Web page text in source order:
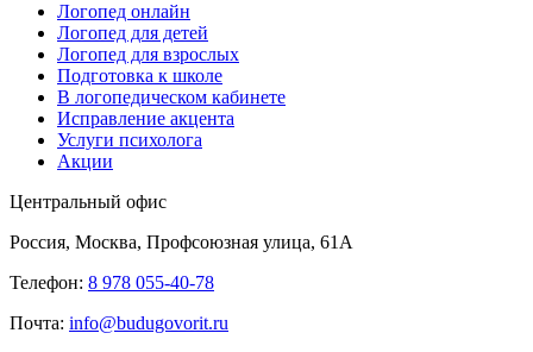
Логопед онлайн
Логопед для детей
Логопед для взрослых
Подготовка к школе
В логопедическом кабинете
Исправление акцента
Услуги психолога
Акции
Центральный офис
Россия, Москва, Профсоюзная улица, 61А
Телефон: 8 978 055-40-78
Почта: info@budugovorit.ru